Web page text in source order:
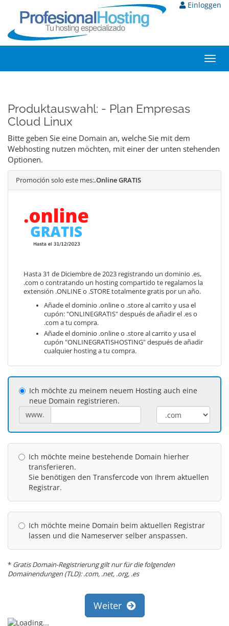
Einloggen
Produktauswahl: - Plan Empresas
Cloud Linux
Bitte geben Sie eine Domain an, welche Sie mit dem
Webhosting nutzen möchten, mit einer der unten stehenden
Optionen.
Promoción solo este mes:.Online GRATIS
Hasta 31 de Diciembre de 2023 registrando un dominio .es,
.com o contratando un hosting compartido te regalamos la
extensión .ONLINE o .STORE totalmente gratis por un año.
Añade el dominio .online o .store al carrito y usa el
cupón: "ONLINEGRATIS" después de añadir el .es o
.com a tu compra.
Añade el dominio .online o .store al carrito y usa el
cupón "ONLINEGRATISHOSTING" después de añadir
cualquier hosting a tu compra.
Ich möchte zu meinem neuem Hosting auch eine
neue Domain registrieren.
www.
Ich möchte meine bestehende Domain hierher
transferieren.
Sie benötigen den Transfercode von Ihrem aktuellen
Registrar.
Ich möchte meine Domain beim aktuellen Registrar
lassen und die Nameserver selber anspassen.
* Gratis Domain-Registrierung gilt nur für die folgenden
Domainendungen (TLD): .com, .net, .org, .es
Weiter